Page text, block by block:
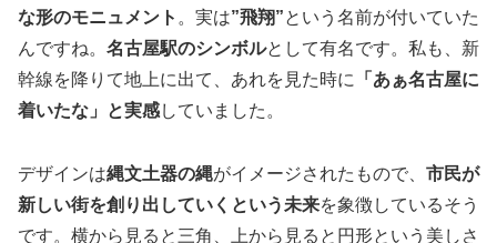
な形のモニュメント 。実は”飛翔”という名前が付いていた
んですね。 名古屋駅のシンボルとして有名です。私も、新
幹線を降りて地上に出て、あれを見た時に
「あぁ名古屋に
着いたな」と実感していました。
デザインは縄文土器の縄がイメージされたもので、 市民が
新しい街を創り出していくという未来を象徴しているそう
です。横から見ると三角、上から見ると円形という美しさ